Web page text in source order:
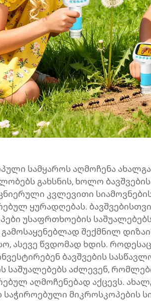
სამყაროს აღმოჩენა
გახსნის, ხოლო
კვლევითი
ყურადღებას.
უსაფრთხოების
შექმნილ
ასევე წვდომად ხდის.
ბავშვების
საშუალებებს აძლევენ,
აღმოჩენებად აქცევს.
საჭიროებული მიკროსკოპების